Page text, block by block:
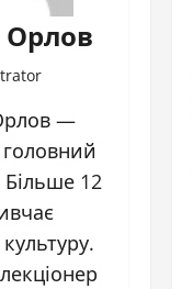
—
Більше 12